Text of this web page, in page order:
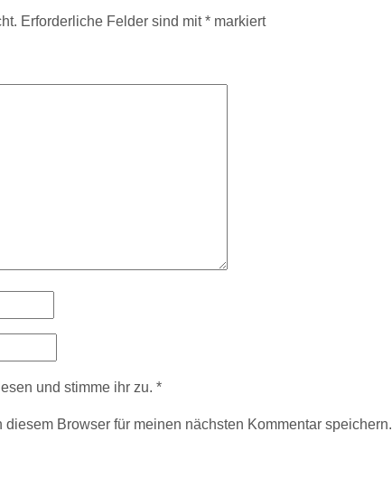
Erforderliche Felder sind mit* markiert
und stimme ihr zu. *
Browser für meinen nächsten Kommentar speichern.